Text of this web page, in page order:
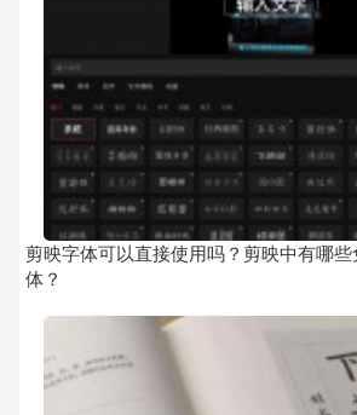
剪映字体可以直接使用吗？剪映中有哪
体？